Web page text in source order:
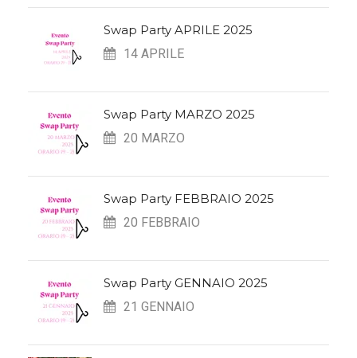
Swap Party APRILE 2025
14 APRILE
Swap Party MARZO 2025
20 MARZO
Swap Party FEBBRAIO 2025
20 FEBBRAIO
Swap Party GENNAIO 2025
21 GENNAIO